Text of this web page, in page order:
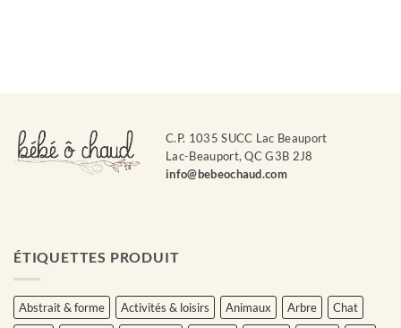
C.P. 1035 SUCC Lac Beauport
Lac-Beauport, QC G3B 2J8
info@bebeochaud.com
ÉTIQUETTES PRODUIT
Abstrait & forme Activités & loisirs Animaux Arbre
Chat